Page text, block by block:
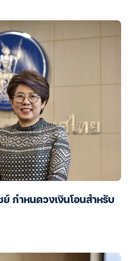
กำหนดวงเงินโอนสำหรับ